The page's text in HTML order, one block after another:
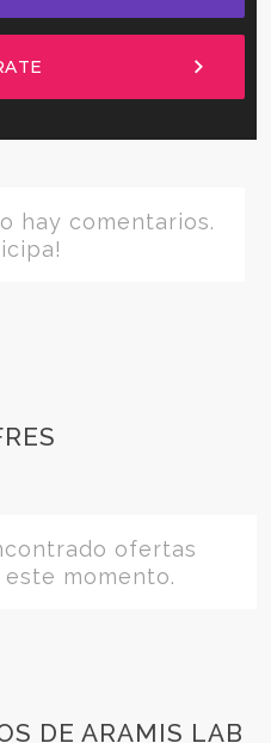
chevron_right
hay comentarios.
ofertas
momento.
DE ARAMIS LAB